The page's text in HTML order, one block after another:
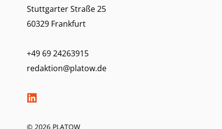
Stuttgarter Straße 25
60329 Frankfurt
+49 69 24263915
redaktion@platow.de
© 2026 PLATOW